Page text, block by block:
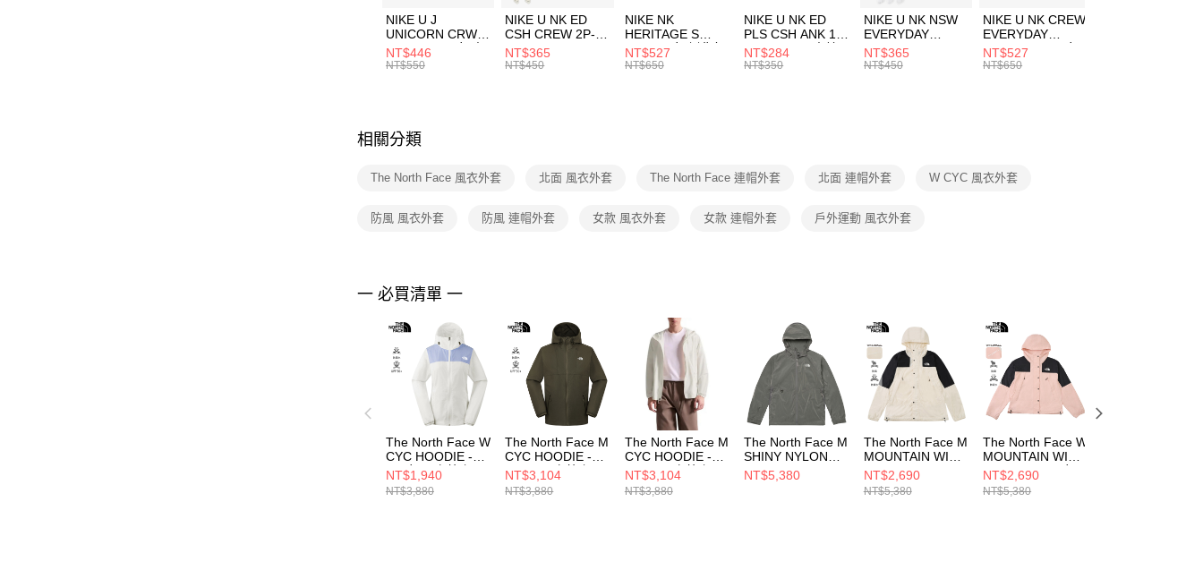
３．收到繳費通知簡訊後14天內，點擊此簡訊中的連結，可透過四大超商
／ATM／網路銀行／等多元方式進行付款，方視為交易完成。
※ 請注意：結帳手續完成當下不需立刻繳費，但若您需要取消訂單，請聯
絡購買商品的店家。未經商家同意取消之訂單仍視為有效，需透過AFTEE
先享後付繳納相關費用。
交易，需依本服務之必要範圍內提供個人資料，並將交易相關給付款項請
２．關於個人資料處理事宜，請瀏覽以下網址：
結果請求用戶進行身份認證。
５．嚴禁一人註冊多個帳號或使用他人資訊註冊。若發現惡意使用之情
形，恩沛科技股份有限公司將有權停止該用戶之使用額度並採取法律行
動。
付款後門市自取
每筆NT$100，滿NT$1,500(含以上)免運費
NIKE U J
UNICORN CRW
1PR -160 男女 中
統襪 FZ3393100
NT$446
NT$550
NIKE U NK ED
CSH CREW 2P-
144 EMBRDY 男
女 短統襪
NT$365
NT$450
NIKE NK
HERITAGE S
SMIT 男女 側背包
BA5871010
NT$527
NT$650
NIKE U NK ED
PLS CSH ANK 1P
144 DBL 男 中統
襪 DH4058104
NT$284
NT$350
NIKE U NK NSW
EVERYDAY
ESSENTIAL CR
男女 短統襪
NT$365
NT$450
NIKE U NK CREW
EVERYDAY
BBALL 3PR 男女
長統襪
NT$527
NT$650
相關分類
The North Face 風衣外套 北面 風衣外套 The North Face 連帽外套 北面 連帽外套 W CYC 風衣外套
防風 風衣外套 防風 連帽外套 女款 風衣外套 女款 連帽外套 戶外運動 風衣外套
一 必買清單 一
The North Face W
CYC HOODIE -
AP 女 風衣外套
NF0A8EYJFO3
NT$1,940
NT$3,880
The North Face M
CYC HOODIE -
AP 男 風衣外套
NF0A8EZY21L
NT$3,104
NT$3,880
The North Face M
CYC HOODIE -
AP 男 風衣外套
NF0A8EZYQLI
NT$3,104
NT$3,880
The North Face M
SHINY NYLON
WIND JACKET -
AP 男 風衣外套
NT$5,380
The North Face M
MOUNTAIN WIND
JACKET - AP 男
風衣外套
NF0A8DGDROU
NT$2,690
NT$5,380
The North Face W
MOUNTAIN WIND
JACKET - AP 女
風衣外套
NF0A8DGSHZI
NT$2,690
NT$5,380